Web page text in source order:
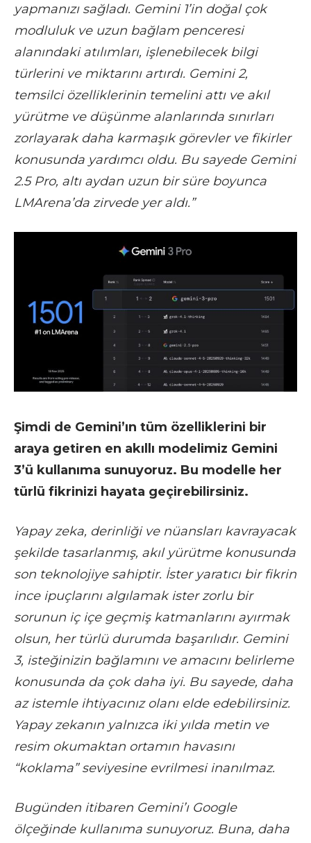
yapmanızı sağladı. Gemini 1’in doğal çok
modluluk ve uzun bağlam penceresi
alanındaki atılımları, işlenebilecek bilgi
türlerini ve miktarını artırdı. Gemini 2,
temsilci özelliklerinin temelini attı ve akıl
yürütme ve düşünme alanlarında sınırları
zorlayarak daha karmaşık görevler ve fikirler
konusunda yardımcı oldu. Bu sayede Gemini
2.5 Pro, altı aydan uzun bir süre boyunca
LMArena’da zirvede yer aldı.”
Şimdi de Gemini’ın tüm özelliklerini bir
araya getiren en akıllı modelimiz Gemini
3’ü kullanıma sunuyoruz. Bu modelle her
türlü fikrinizi hayata geçirebilirsiniz.
Yapay zeka, derinliği ve nüansları kavrayacak
şekilde tasarlanmış, akıl yürütme konusunda
son teknolojiye sahiptir. İster yaratıcı bir fikrin
ince ipuçlarını algılamak ister zorlu bir
sorunun iç içe geçmiş katmanlarını ayırmak
olsun, her türlü durumda başarılıdır. Gemini
3, isteğinizin bağlamını ve amacını belirleme
konusunda da çok daha iyi. Bu sayede, daha
az istemle ihtiyacınız olanı elde edebilirsiniz.
Yapay zekanın yalnızca iki yılda metin ve
resim okumaktan ortamın havasını
“koklama” seviyesine evrilmesi inanılmaz.
Bugünden itibaren Gemini’ı Google
ölçeğinde kullanıma sunuyoruz. Buna, daha